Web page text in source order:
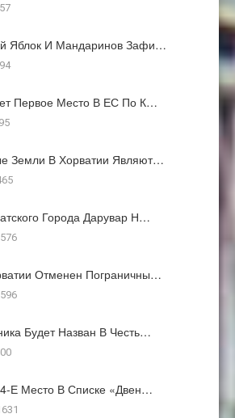
Яблок И Мандаринов Зафи…
Первое Место В ЕС По К…
Земли В Хорватии Являют…
Города Дарувар Н…
Отменен Пограничны…
Будет Назван В Честь…
Е Место В Списке «Двен…